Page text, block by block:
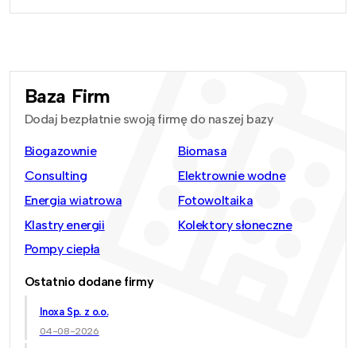
Baza Firm
Dodaj bezpłatnie swoją firmę do naszej bazy
Biogazownie
Biomasa
Consulting
Elektrownie wodne
Energia wiatrowa
Fotowoltaika
Klastry energii
Kolektory słoneczne
Pompy ciepła
Ostatnio dodane firmy
Inoxa Sp. z o.o.
04-08-2026